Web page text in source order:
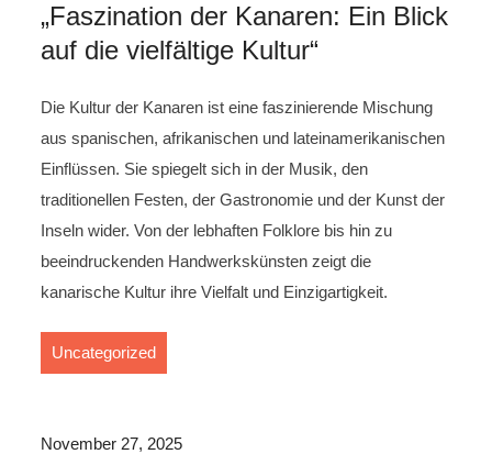
„Faszination der Kanaren: Ein Blick
auf die vielfältige Kultur“
Die Kultur der Kanaren ist eine faszinierende Mischung
aus spanischen, afrikanischen und lateinamerikanischen
Einflüssen. Sie spiegelt sich in der Musik, den
traditionellen Festen, der Gastronomie und der Kunst der
Inseln wider. Von der lebhaften Folklore bis hin zu
beeindruckenden Handwerkskünsten zeigt die
kanarische Kultur ihre Vielfalt und Einzigartigkeit.
Uncategorized
November 27, 2025